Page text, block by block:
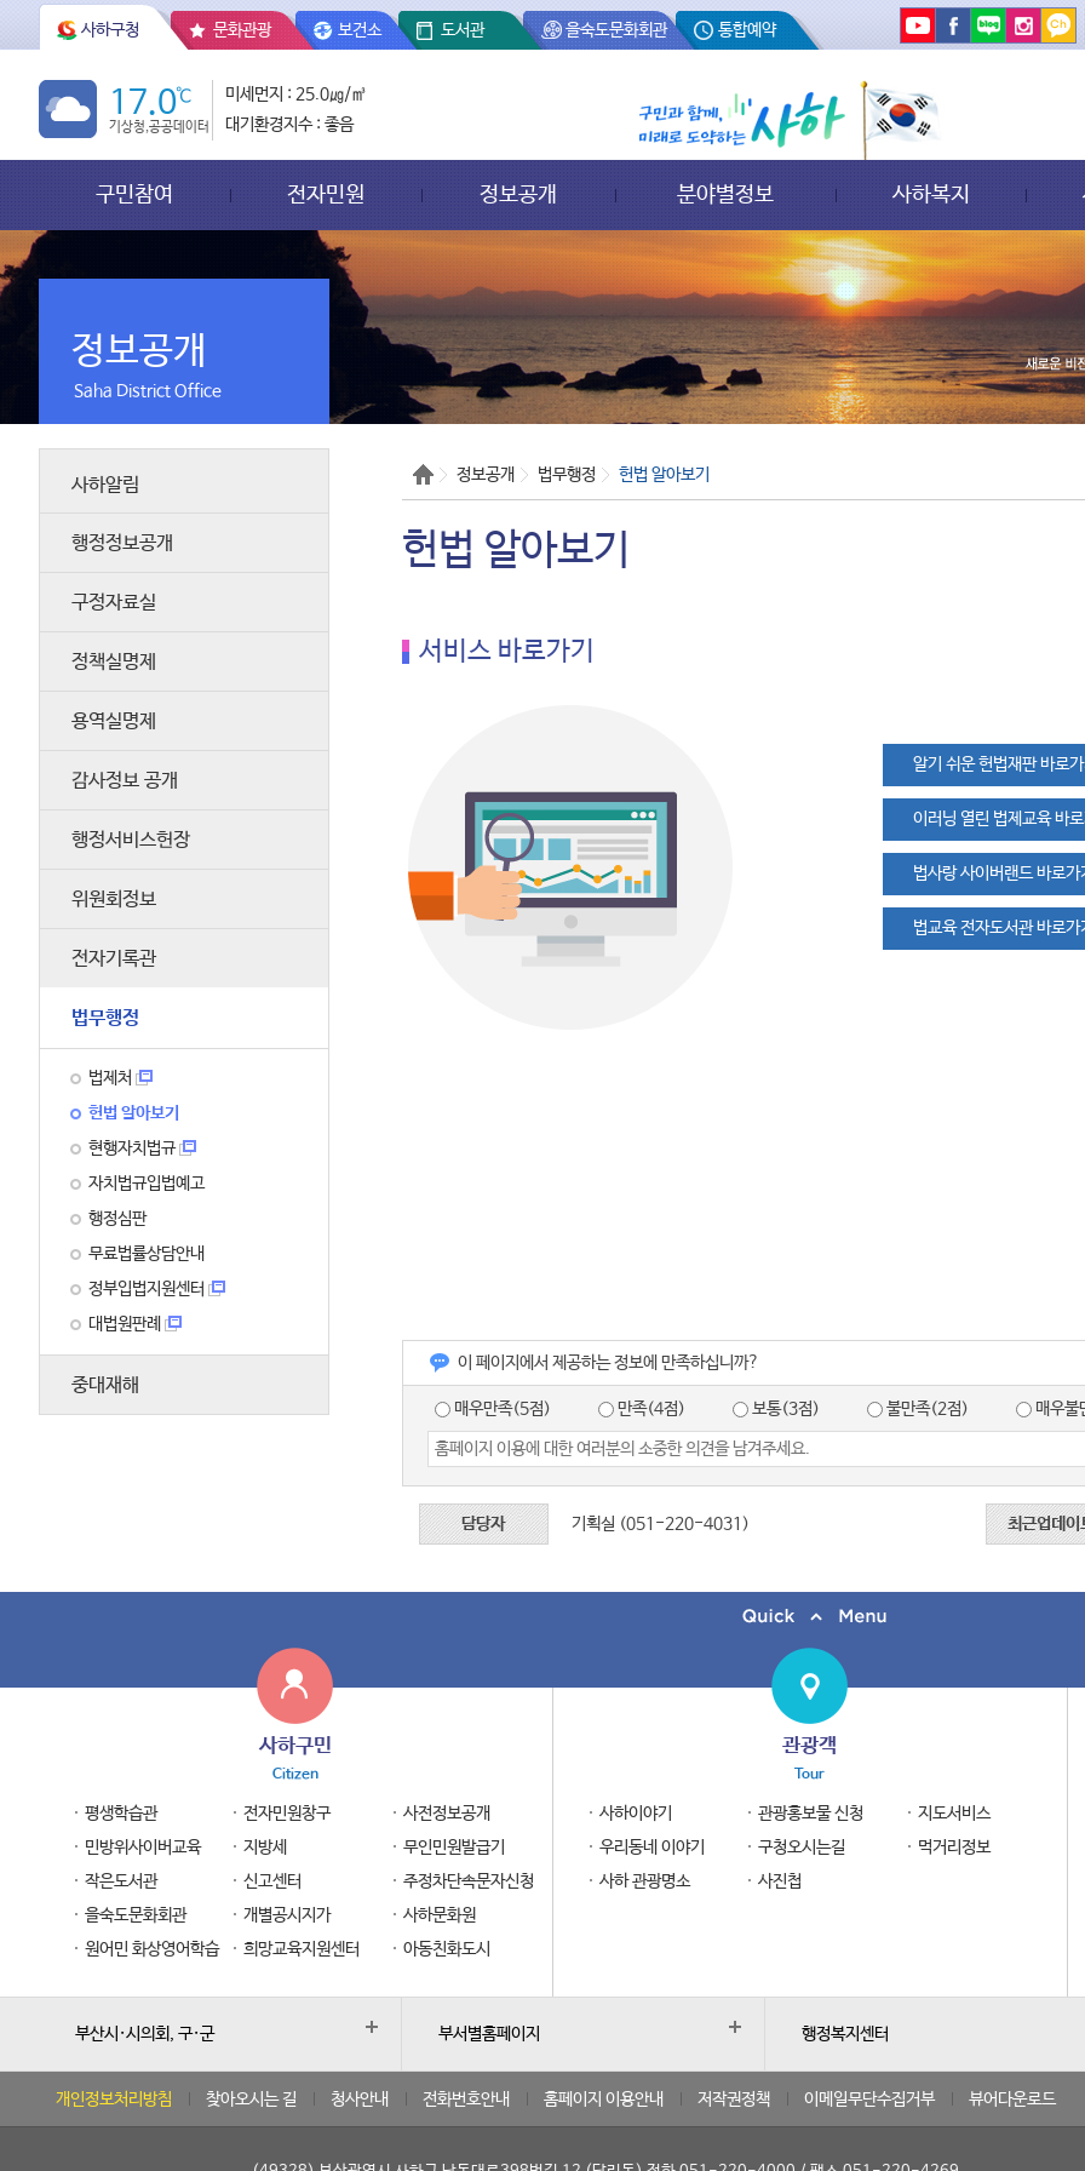
사하구청 문화관광 보건소 도서관 을숙도문화회관 통합예약
17.0℃
기상청,공공데이터
미세먼지 : 25.0㎍/㎥
대기환경지수 : 좋음
구민참여 전자민원 정보공개 분야별정보 사하복지
정보공개
Saha District Office
사하알림
행정정보공개
구정자료실
정책실명제
용역실명제
감사정보 공개
행정서비스헌장
위원회정보
전자기록관
법무행정
법제처
헌법 알아보기
현행자치법규
자치법규입법예고
행정심판
무료법률상담안내
정부입법지원센터
대법원판례
중대재해
정보공개 법무행정 헌법 알아보기
헌법 알아보기
서비스 바로가기
알기 쉬운 헌법재판 바로가
이러닝 열린 법제교육 바로
법사랑 사이버랜드 바로가
법교육 전자도서관 바로가
이 페이지에서 제공하는 정보에 만족하십니까?
매우만족(5점) 만족(4점) 보통(3점) 불만족(2점) 매우
담당자 기획실 (051-220-4031) 최근업데이
사하구민
Citizen
평생학습관 전자민원창구
사전정보공개
민방위사이버교육
지방세
무인민원발급기
작은도서관
신고센터
주정차단속문자신청
을숙도문화회관
개별공시지가
사하문화원
원어민 화상영어학습
희망교육지원센터 아동친화도시
관광객
Tour
사하이야기 관광홍보물 신청
지도서비스
우리동네 이야기
구청오시는길
먹거리정보
사하 관광명소
사진첩
부산시·시의회, 구·군 부서별홈페이지 행정복지센터
개인정보처리방침 찾아오시는 길 청사안내 전화번호안내 홈페이지 이용안내 저작권정책 이메일무단수집거부 뷰어다운로드